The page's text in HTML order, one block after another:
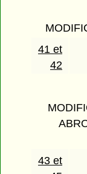
41 et
42
43 et